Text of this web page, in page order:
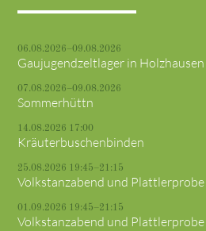
06.08.2026–09.08.2026
Gaujugendzeltlager in Holzhausen
07.08.2026–09.08.2026
Sommerhüttn
14.08.2026 17:00
Kräuterbuschenbinden
25.08.2026 19:45–21:15
Volkstanzabend und Plattlerprobe
01.09.2026 19:45–21:15
Volkstanzabend und Plattlerprobe